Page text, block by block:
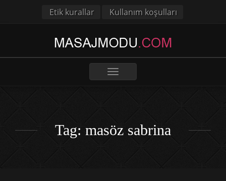
Etik kurallar Kullanım koşulları
Toggle
Tag: masöz sabrina